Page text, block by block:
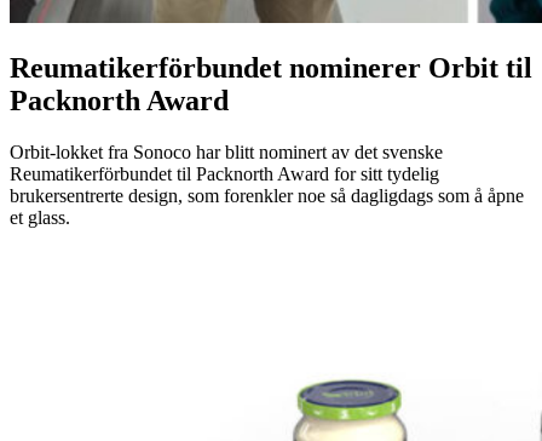
Reumatikerförbundet nominerer Orbit til
Packnorth Award
Orbit-lokket fra Sonoco har blitt nominert av det svenske
Reumatikerförbundet til Packnorth Award for sitt tydelig
brukersentrerte design, som forenkler noe så dagligdags som å åpne
et glass.